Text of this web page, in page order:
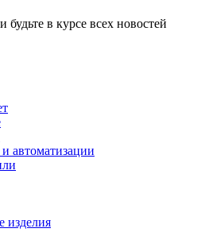
в курсе всех новостей
автоматизации
изделия